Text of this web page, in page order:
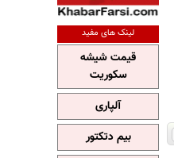
لینک های مفید
قیمت شیشه
سکوریت
آلپاری
بیم دتکتور